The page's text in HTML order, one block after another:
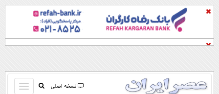
نسخه اصلی
باز